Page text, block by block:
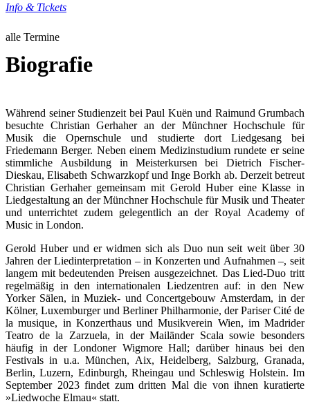
Info & Tickets
alle Termine
Biografie
Während seiner Studienzeit bei Paul Kuën und Raimund Grumbach
besuchte Christian Gerhaher an der Münchner Hochschule für
Musik die Opernschule und studierte dort Liedgesang bei
Friedemann Berger. Neben einem Medizinstudium rundete er seine
stimmliche Ausbildung in Meisterkursen bei Dietrich Fischer-
Dieskau, Elisabeth Schwarzkopf und Inge Borkh ab. Derzeit betreut
Christian Gerhaher gemeinsam mit Gerold Huber eine Klasse in
Liedgestaltung an der Münchner Hochschule für Musik und Theater
und unterrichtet zudem gelegentlich an der Royal Academy of
Music in London.
Gerold Huber und er widmen sich als Duo nun seit weit über 30
Jahren der Liedinterpretation – in Konzerten und Aufnahmen –, seit
langem mit bedeutenden Preisen ausgezeichnet. Das Lied-Duo tritt
regelmäßig in den internationalen Liedzentren auf: in den New
Yorker Sälen, in Muziek- und Concertgebouw Amsterdam, in der
Kölner, Luxemburger und Berliner Philharmonie, der Pariser Cité de
la musique, in Konzerthaus und Musikverein Wien, im Madrider
Teatro de la Zarzuela, in der Mailänder Scala sowie besonders
häufig in der Londoner Wigmore Hall; darüber hinaus bei den
Festivals in u.a. München, Aix, Heidelberg, Salzburg, Granada,
Berlin, Luzern, Edinburgh, Rheingau und Schleswig Holstein. Im
September 2023 findet zum dritten Mal die von ihnen kuratierte
»Liedwoche Elmau« statt.